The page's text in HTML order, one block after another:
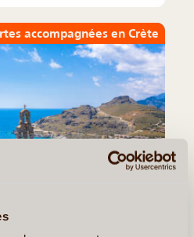
accompagnées en Crète